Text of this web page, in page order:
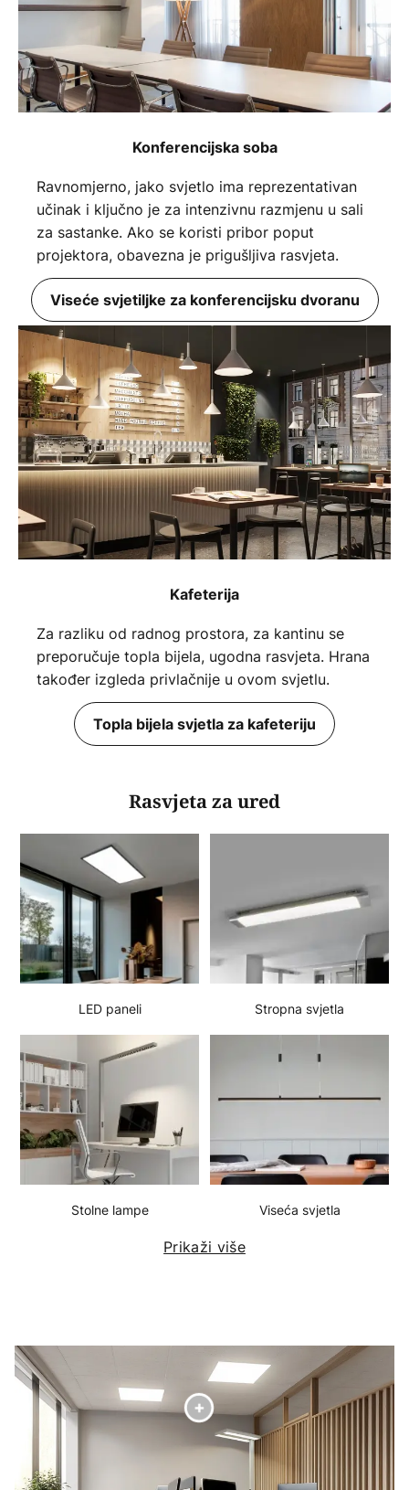
Konferencijska soba
Ravnomjerno, jako svjetlo ima reprezentativan
učinak i ključno je za intenzivnu razmjenu u sali
za sastanke. Ako se koristi pribor poput
projektora, obavezna je prigušljiva rasvjeta.
Viseće svjetiljke za konferencijsku dvoranu
Kafeterija
Za razliku od radnog prostora, za kantinu se
preporučuje topla bijela, ugodna rasvjeta. Hrana
također izgleda privlačnije u ovom svjetlu.
Topla bijela svjetla za kafeteriju
Rasvjeta za ured
LED paneli Stropna svjetla
Stolne lampe Viseća svjetla
Prikaži više